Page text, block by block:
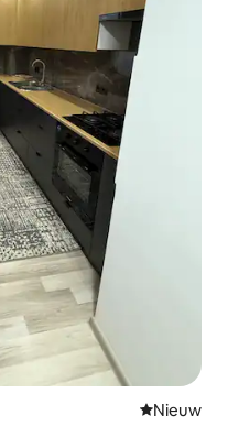
Nieuwe
Nieuw